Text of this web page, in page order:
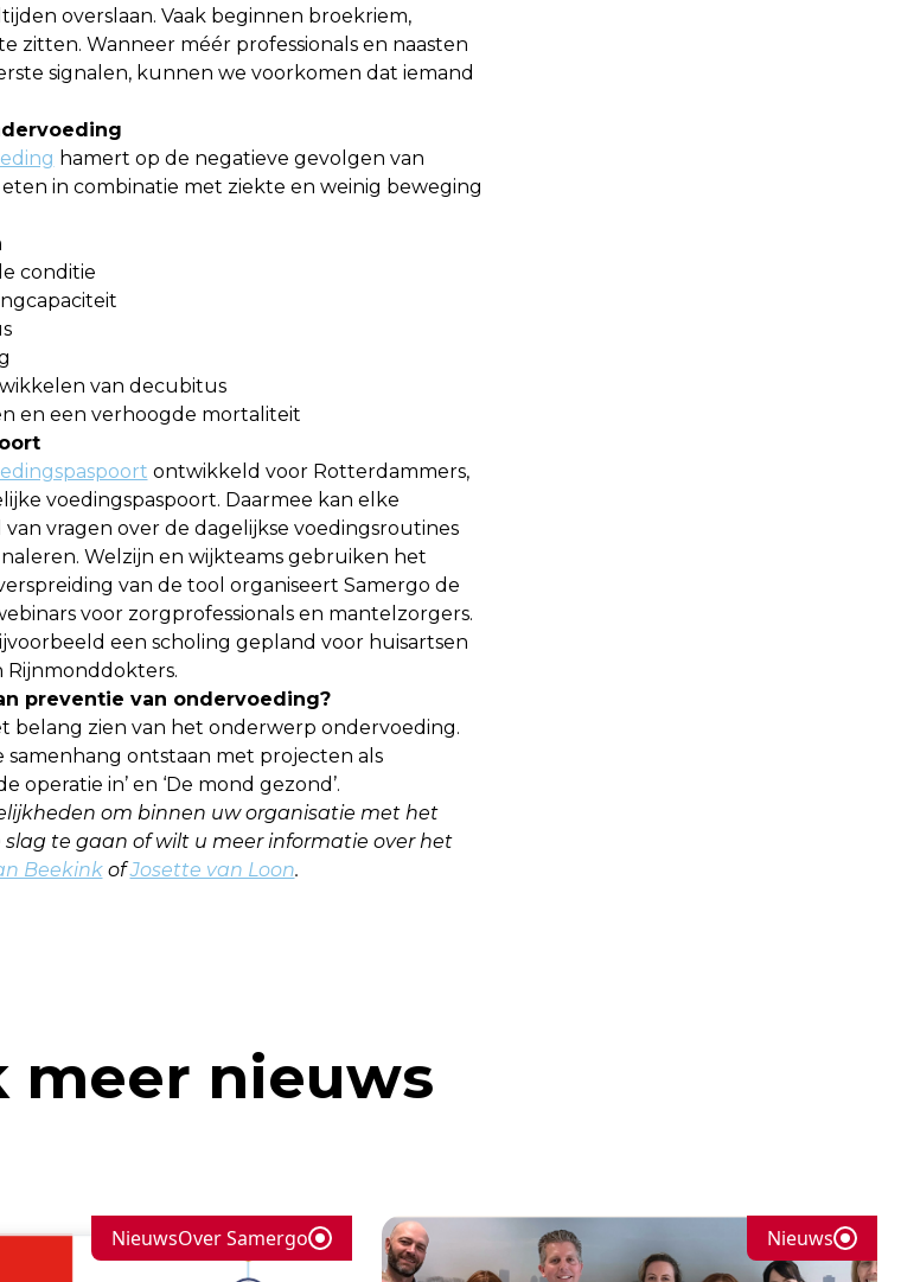
overslaan. Vaak beginnen broekriem,
zitten. Wanneer méér professionals en naasten
signalen, kunnen we voorkomen dat iemand
hamert op de negatieve gevolgen van
in combinatie met ziekte en weinig beweging
conditie
van decubitus
en een verhoogde mortaliteit
ontwikkeld voor Rotterdammers,
voedingspaspoort. Daarmee kan elke
vragen over de dagelijkse voedingsroutines
Welzijn en wijkteams gebruiken het
van de tool organiseert Samergo de
voor zorgprofessionals en mantelzorgers.
een scholing gepland voor huisartsen
preventie van ondervoeding?
belang zien van het onderwerp ondervoeding.
ontstaan met projecten als
operatie in’ en ‘De mond gezond’.
om binnen uw organisatie met het
te gaan of wilt u meer informatie over het
BeekinkofJosette van Loon.
meer nieuws
NieuwsOver Samergo Nieuws